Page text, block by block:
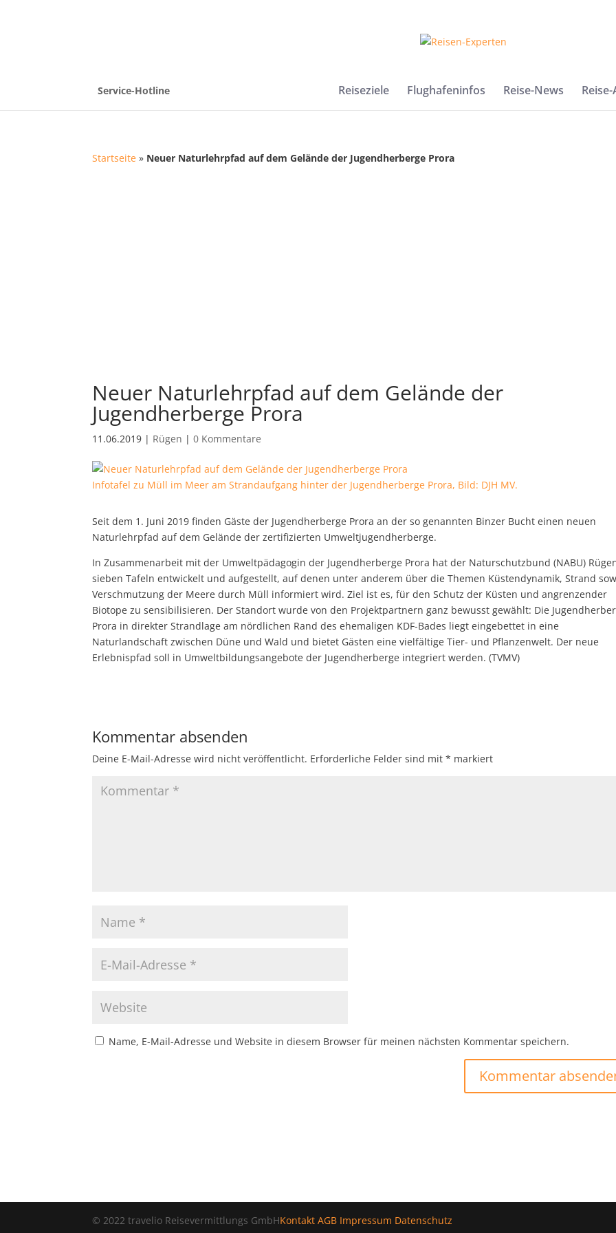
Service-Hotline Reiseziele Flughafeninfos Reise-News
Startseite » Neuer Naturlehrpfad auf dem Gelände der Jugendherberge Prora
Neuer Naturlehrpfad auf dem Gelände der
Jugendherberge Prora
11.06.2019 | Rügen |0 Kommentare
Infotafel zu Müll im Meer am Strandaufgang hinter der Jugendherberge Prora, Bild: DJH MV.
Seit dem 1. Juni 2019 finden Gäste der Jugendherberge Prora an der so genannten Binzer Bucht einen neuen
Naturlehrpfad auf dem Gelände der zertifizierten Umweltjugendherberge.
In Zusammenarbeit mit der Umweltpädagogin der Jugendherberge Prora hat der Naturschutzbund (NABU)
sieben Tafeln entwickelt und aufgestellt, auf denen unter anderem über die Themen Küstendynamik, Strand
Verschmutzung der Meere durch Müll informiert wird. Ziel ist es, für den Schutz der Küsten und angrenzender
Biotope zu sensibilisieren. Der Standort wurde von den Projektpartnern ganz bewusst gewählt: Die
Prora in direkter Strandlage am nördlichen Rand des ehemaligen KDF-Bades liegt eingebettet in eine
Naturlandschaft zwischen Düne und Wald und bietet Gästen eine vielfältige Tier- und Pflanzenwelt. Der neue
Erlebnispfad soll in Umweltbildungsangebote der Jugendherberge integriert werden. (TVMV)
Kommentar absenden
Deine E-Mail-Adresse wird nicht veröffentlicht. Erforderliche Felder sind mit* markiert
Name, E-Mail-Adresse und Website in diesem Browser für meinen nächsten Kommentar speichern.
© 2022 travelio Reisevermittlungs GmbHKontakt AGB Impressum Datenschutz